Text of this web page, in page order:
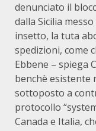
denunciato il
dalla Sicilia
insetto, la tuta
spedizioni, come
Ebbene – spiega
benchè esistente
sottoposto a
protocollo
Canada e Italia,